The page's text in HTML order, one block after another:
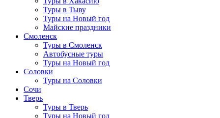
Туры в Тыву
Туры на Новый год
Майские праздники
Смоленск
Туры в Смоленск
Автобусные туры
Туры на Новый год
Соловки
Туры на Соловки
Сочи
Тверь
Туры в Тверь
Туры на Новый год